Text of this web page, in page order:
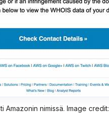
Amazonin nimissä. Image credit: